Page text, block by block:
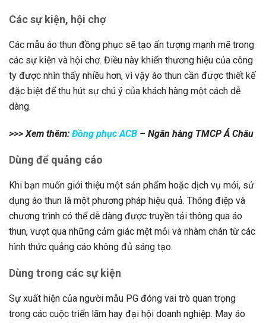
Các sự kiện, hội chợ
Các mẫu áo thun đồng phục sẽ tạo ấn tượng mạnh mẽ trong
các sự kiện và hội chợ. Điều này khiến thương hiệu của công
ty được nhìn thấy nhiều hơn, vì vậy áo thun cần được thiết kế
đặc biệt để thu hút sự chú ý của khách hàng một cách dễ
dàng.
>>> Xem thêm: Đồng phục ACB – Ngân hàng TMCP Á Châu
Dùng để quảng cáo
Khi bạn muốn giới thiệu một sản phẩm hoặc dịch vụ mới, sử
dụng áo thun là một phương pháp hiệu quả. Thông điệp và
chương trình có thể dễ dàng được truyền tải thông qua áo
thun, vượt qua những cảm giác mệt mỏi và nhàm chán từ các
hình thức quảng cáo không đủ sáng tạo.
Dùng trong các sự kiện
Sự xuất hiện của người mẫu PG đóng vai trò quan trọng
trong các cuộc triển lãm hay đại hội doanh nghiệp. May áo